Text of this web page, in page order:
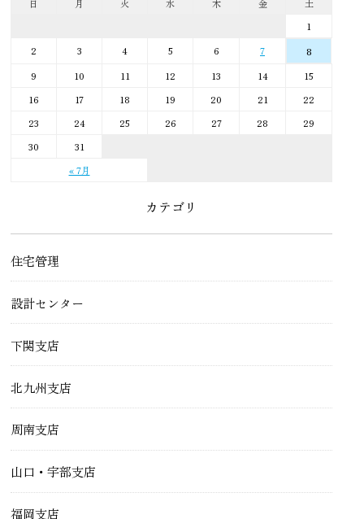
日
月 火 水 木 金 土
« 7月
1
2
3 4 5 6 7
8
9
10 11 12 13 14
15
16
17 18 19 20 21
22
23
24 25 26 27 28
29
30
31
カテゴリ
住宅管理
設計センター
下関支店
北九州支店
周南支店
山口・宇部支店
福岡支店